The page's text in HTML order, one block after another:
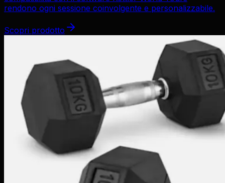
rendono ogni sessione coinvolgente e personalizzabile.
Scopri prodotto